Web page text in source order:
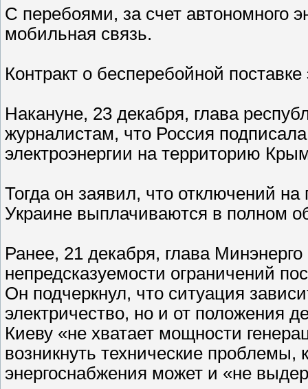
С перебоями, за счет автономного
мобильная связь.
Контракт о бесперебойной поставке
Накануне, 23 декабря, глава
журналистам, что Россия
электроэнергии на территорию
Тогда он заявил, что отключений на
Украине выплачиваются в полном
Ранее, 21 декабря, глава
непредсказуемости ограничений
Он подчеркнул, что ситуация
электричество, но и от положения
Киеву «не хватает мощности
возникнуть технические проблемы,
энергоснабжения может и «не